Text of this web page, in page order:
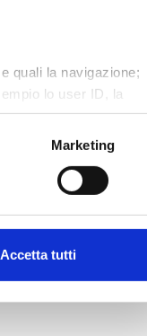
quali la navigazione;
lo user ID, la
esempio, il numero
l’usabilità del
Marketing
Accetta tutti